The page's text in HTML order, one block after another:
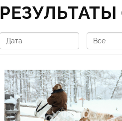
РЕЗУЛЬТАТЫ